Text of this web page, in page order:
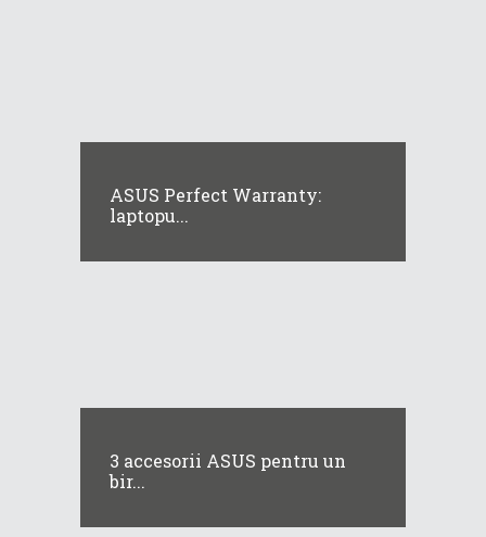
ASUS Perfect Warranty:
laptopu...
3 accesorii ASUS pentru un
bir...